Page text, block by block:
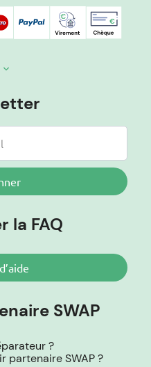
keyboard_arrow_down
la FAQ
SWAP
?
partenaire SWAP ?